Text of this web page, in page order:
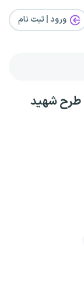
ورود | ثبت‌ نام
طرح شهید